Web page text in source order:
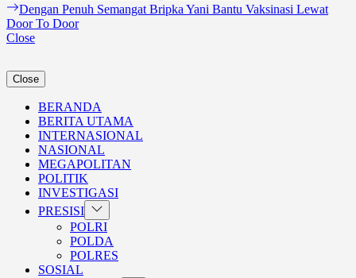
Next
post:
Dengan Penuh Semangat Bripka Yani Bantu Vaksinasi Lewat
Door To Door
Close
Close
BERANDA
BERITA UTAMA
INTERNASIONAL
NASIONAL
MEGAPOLITAN
POLITIK
INVESTIGASI
PRESISI Show
sub
menu
POLRI
POLDA
POLRES
SOSIAL